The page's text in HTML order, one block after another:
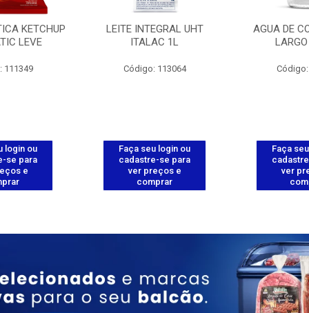
KETCHUP
LEVE
111349
login ou
se para
e
LEITE INTEGRAL UHT
ITALAC 1L
Código: 113064
Faça seu login ou
cadastre-se para
ver preços e
comprar
AGUA DE
Código:
Faça
ver